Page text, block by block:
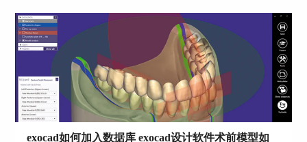
如何一体打印”两个高频问题展开深入讲解，并结合实际操
作流程进一步拓展说明exocad如何导出可拆卸模型结构文件
用于多材料打印，帮助用户掌握从虚拟设计到物理输出的完
整链条，提升数字义齿设计效率与打印精度。...
exocad如何加入数据库 exocad设计软件术前模型如